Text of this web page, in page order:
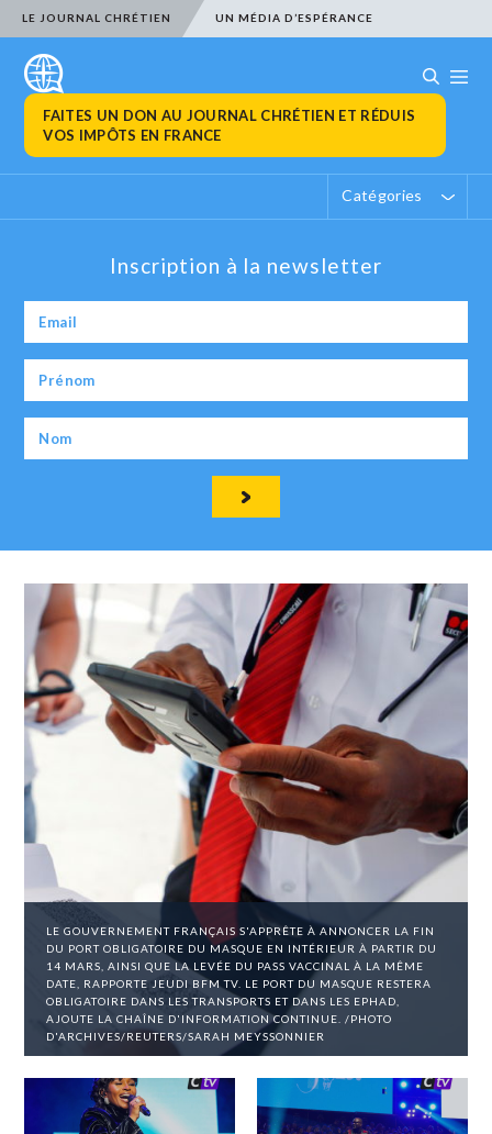
LE JOURNAL CHRÉTIEN UN MÉDIA D’ESPÉRANCE
FAITES UN DON AU JOURNAL CHRÉTIEN ET RÉDUIS
VOS IMPÔTS EN FRANCE
Catégories
Inscription à la newsletter
LE GOUVERNEMENT FRANÇAIS S'APPRÊTE À ANNONCER LA FIN
DU PORT OBLIGATOIRE DU MASQUE EN INTÉRIEUR À PARTIR DU
14 MARS, AINSI QUE LA LEVÉE DU PASS VACCINAL À LA MÊME
DATE, RAPPORTE JEUDI BFM TV. LE PORT DU MASQUE RESTERA
OBLIGATOIRE DANS LES TRANSPORTS ET DANS LES EPHAD,
AJOUTE LA CHAÎNE D'INFORMATION CONTINUE. /PHOTO
D'ARCHIVES/REUTERS/SARAH MEYSSONNIER